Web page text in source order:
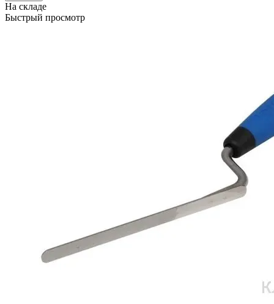
На складе
Быстрый просмотр